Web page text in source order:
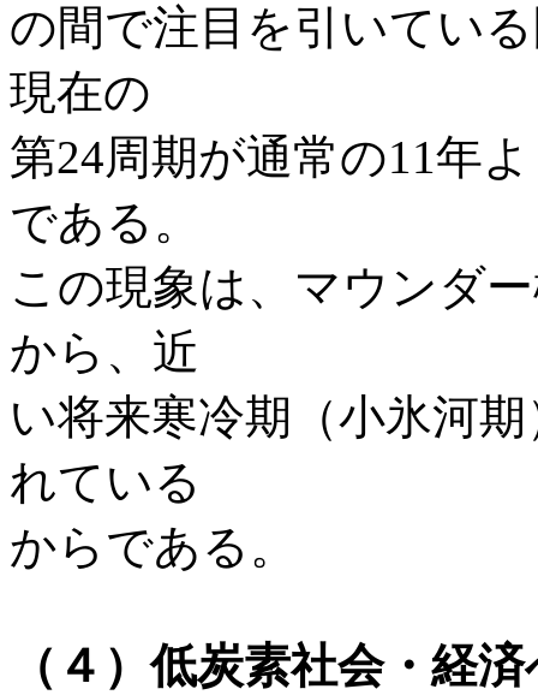
の間で注目を引いてい
現在の
第24周期が通常の11年
である。
この現象は、マウンダ
から、近
い将来寒冷期（小氷河
れている
からである。
（４）低炭素社会・経